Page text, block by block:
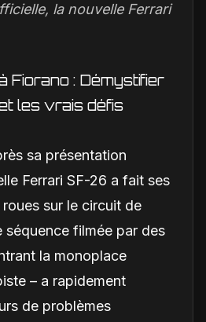
la nouvelle Ferrari
Fiorano : Démystifier
les vrais défis
sa présentation
Ferrari SF-26 a fait ses
sur le circuit de
séquence filmée par des
la monoplace
– a rapidement
de problèmes